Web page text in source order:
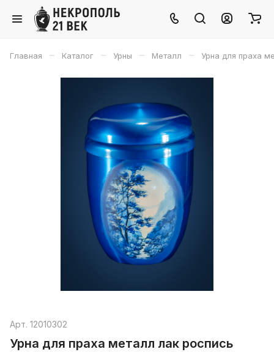
Главная – Каталог – Урны – Металл – Урна для праха
Арт. 12010302
Урна для праха металл лак роспись